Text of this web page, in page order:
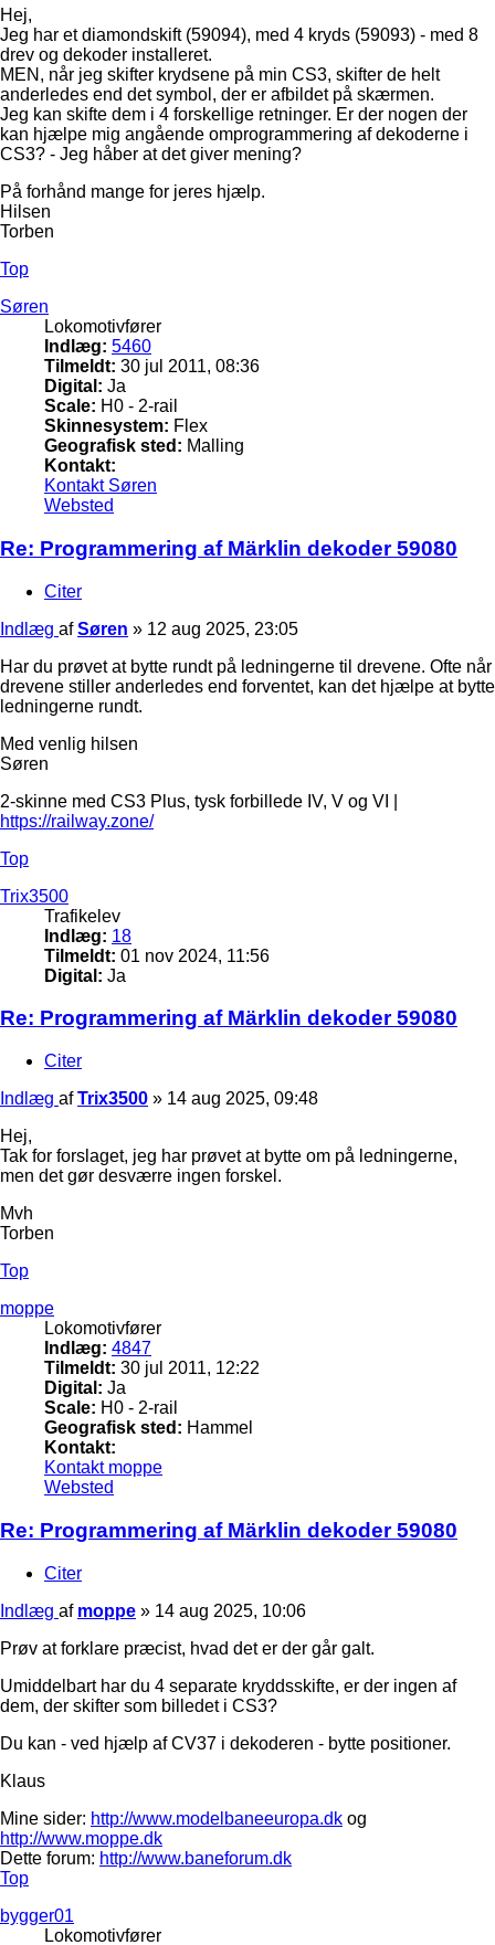
Hej,
Jeg har et diamondskift (59094), med 4 kryds (59093) - med 8
drev og dekoder installeret.
MEN, når jeg skifter krydsene på min CS3, skifter de helt
anderledes end det symbol, der er afbildet på skærmen.
Jeg kan skifte dem i 4 forskellige retninger. Er der nogen der
kan hjælpe mig angående omprogrammering af dekoderne i
CS3? - Jeg håber at det giver mening?
På forhånd mange for jeres hjælp.
Hilsen
Torben
Top
Søren
Lokomotivfører
Indlæg: 5460
Tilmeldt: 30 jul 2011, 08:36
Digital: Ja
Scale: H0 - 2-rail
Skinnesystem: Flex
Geografisk sted: Malling
Kontakt:
Kontakt Søren
Websted
Re: Programmering af Märklin dekoder 59080
Citer
Indlæg afSøren » 12 aug 2025, 23:05
Har du prøvet at bytte rundt på ledningerne til drevene. Ofte når
drevene stiller anderledes end forventet, kan det hjælpe at bytte
ledningerne rundt.
Med venlig hilsen
Søren
2-skinne med CS3 Plus, tysk forbillede IV, V og VI |
https://railway.zone/
Top
Trix3500
Trafikelev
Indlæg: 18
Tilmeldt: 01 nov 2024, 11:56
Digital: Ja
Re: Programmering af Märklin dekoder 59080
Citer
Indlæg afTrix3500 » 14 aug 2025, 09:48
Hej,
Tak for forslaget, jeg har prøvet at bytte om på ledningerne,
men det gør desværre ingen forskel.
Mvh
Torben
Top
moppe
Lokomotivfører
Indlæg: 4847
Tilmeldt: 30 jul 2011, 12:22
Digital: Ja
Scale: H0 - 2-rail
Geografisk sted: Hammel
Kontakt:
Kontakt moppe
Websted
Re: Programmering af Märklin dekoder 59080
Citer
Indlæg af moppe » 14 aug 2025, 10:06
Prøv at forklare præcist, hvad det er der går galt.
Umiddelbart har du 4 separate kryddsskifte, er der ingen af
dem, der skifter som billedet i CS3?
Du kan - ved hjælp af CV37 i dekoderen - bytte positioner.
Klaus
Mine sider: http://www.modelbaneeuropa.dk og
http://www.moppe.dk
Dette forum: http://www.baneforum.dk
Top
bygger01
Lokomotivfører